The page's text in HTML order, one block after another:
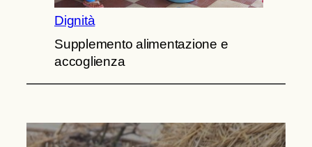
Dignità
Supplemento alimentazione e
accoglienza